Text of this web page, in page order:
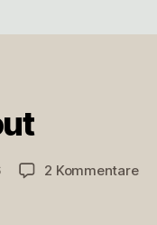
2 Kommentarezu